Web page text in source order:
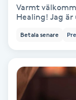
Gellack
Gellack med
Gravidyoga
Varmt
Healing! Jag
Betala senare